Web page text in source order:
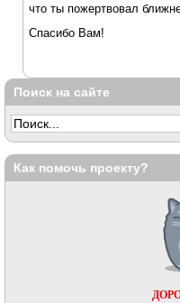
что ты пожертвовал
Спасибо Вам!
Поиск на сайте
Как помочь проекту?